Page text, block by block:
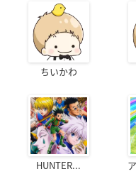
ちいかわ
HUNTER...